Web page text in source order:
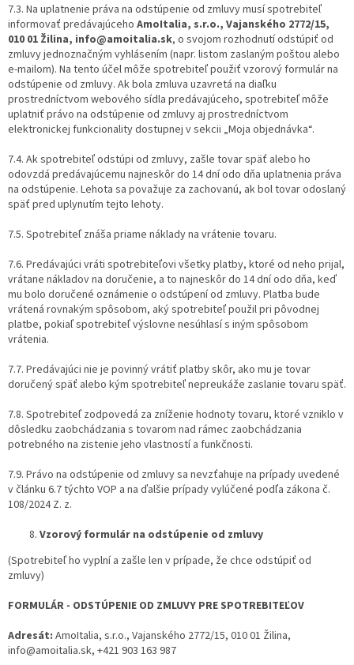
7.3. Na uplatnenie práva na odstúpenie od zmluvy musí spotrebiteľ
informovať predávajúceho AmoItalia, s.r.o., Vajanského 2772/15,
010 01 Žilina, info@amoitalia.sk, o svojom rozhodnutí odstúpiť od
zmluvy jednoznačným vyhlásením (napr. listom zaslaným poštou alebo
e-mailom). Na tento účel môže spotrebiteľ použiť vzorový formulár na
odstúpenie od zmluvy. Ak bola zmluva uzavretá na diaľku
prostredníctvom webového sídla predávajúceho, spotrebiteľ môže
uplatniť právo na odstúpenie od zmluvy aj prostredníctvom
elektronickej funkcionality dostupnej v sekcii „Moja objednávka“.
7.4. Ak spotrebiteľ odstúpi od zmluvy, zašle tovar späť alebo ho
odovzdá predávajúcemu najneskôr do 14 dní odo dňa uplatnenia práva
na odstúpenie. Lehota sa považuje za zachovanú, ak bol tovar odoslaný
späť pred uplynutím tejto lehoty.
7.5. Spotrebiteľ znáša priame náklady na vrátenie tovaru.
7.6. Predávajúci vráti spotrebiteľovi všetky platby, ktoré od neho prijal,
vrátane nákladov na doručenie, a to najneskôr do 14 dní odo dňa, keď
mu bolo doručené oznámenie o odstúpení od zmluvy. Platba bude
vrátená rovnakým spôsobom, aký spotrebiteľ použil pri pôvodnej
platbe, pokiaľ spotrebiteľ výslovne nesúhlasí s iným spôsobom
vrátenia.
7.7. Predávajúci nie je povinný vrátiť platby skôr, ako mu je tovar
doručený späť alebo kým spotrebiteľ nepreukáže zaslanie tovaru späť.
7.8. Spotrebiteľ zodpovedá za zníženie hodnoty tovaru, ktoré vzniklo v
dôsledku zaobchádzania s tovarom nad rámec zaobchádzania
potrebného na zistenie jeho vlastností a funkčnosti.
7.9. Právo na odstúpenie od zmluvy sa nevzťahuje na prípady uvedené
v článku 6.7 týchto VOP a na ďalšie prípady vylúčené podľa zákona č.
108/2024 Z. z.
Vzorový formulár na odstúpenie od zmluvy
(Spotrebiteľ ho vyplní a zašle len v prípade, že chce odstúpiť od
zmluvy)
FORMULÁR - ODSTÚPENIE OD ZMLUVY PRE SPOTREBITEĽOV
Adresát: AmoItalia, s.r.o., Vajanského 2772/15, 010 01 Žilina,
info@amoitalia.sk, +421 903 163 987